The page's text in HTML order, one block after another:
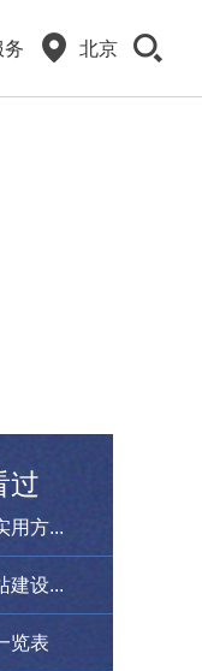
务 北京
过
用方...
建设...
览表